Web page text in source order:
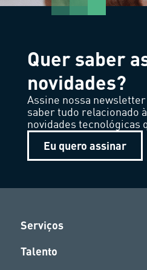
Quer saber
novidades?
Assine nossa
saber tudo relacionado
novidades tecnológicas
Eu quero assinar
Serviços
Talento